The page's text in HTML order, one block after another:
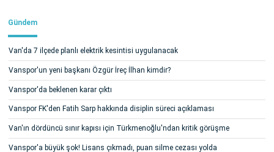
Gündem
Van'da 7 ilçede planlı elektrik kesintisi uygulanacak
Vanspor'un yeni başkanı Özgür İreç İlhan kimdir?
Vanspor'da beklenen karar çıktı
Vanspor FK'den Fatih Sarp hakkında disiplin süreci açıklaması
Van'ın dördüncü sınır kapısı için Türkmenoğlu'ndan kritik görüşme
Vanspor'a büyük şok! Lisans çıkmadı, puan silme cezası yolda